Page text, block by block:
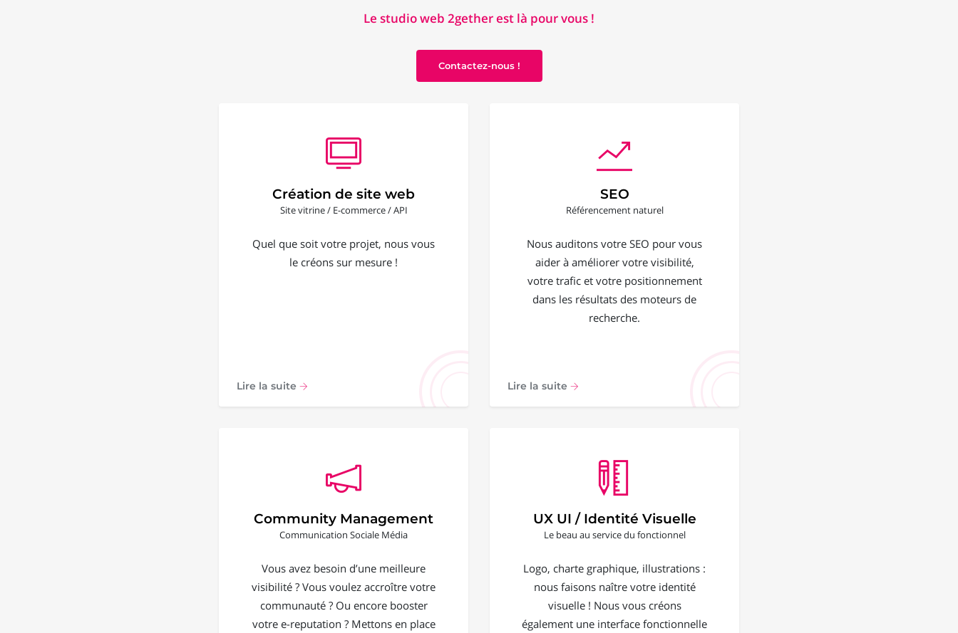
Le studio web 2gether est là pour vous !
Contactez-nous !
Création de site web
Site vitrine / E-commerce / API
Quel que soit votre projet, nous vous
le créons sur mesure !
Lire la suite
SEO
Référencement naturel
Nous auditons votre SEO pour vous
aider à améliorer votre visibilité,
votre trafic et votre positionnement
dans les résultats des moteurs de
recherche.
Lire la suite
Community Management
Communication Sociale Média
Vous avez besoin d’une meilleure
visibilité ? Vous voulez accroître votre
communauté ? Ou encore booster
votre e-reputation ? Mettons en place
UX UI / Identité Visuelle
Le beau au service du fonctionnel
Logo, charte graphique, illustrations :
nous faisons naître votre identité
visuelle ! Nous vous créons
également une interface fonctionnelle